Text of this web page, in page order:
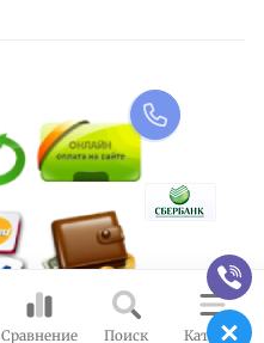
Сравнение Поиск Каталог